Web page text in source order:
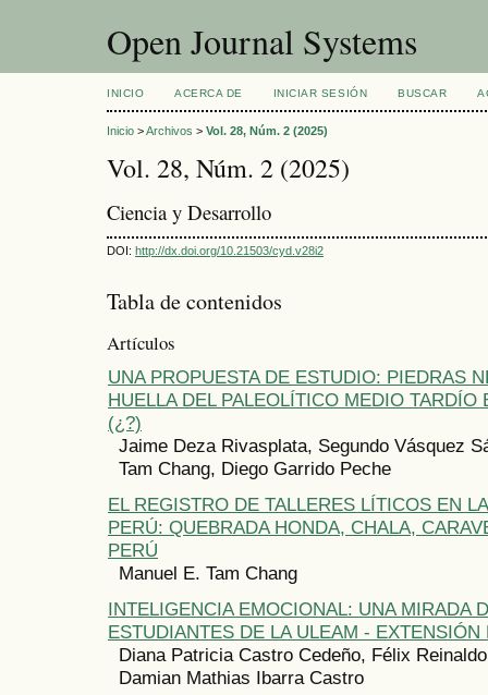
Open Journal Systems
INICIO ACERCA DE INICIAR SESIÓN BUSCAR
Inicio >Archivos > Vol. 28, Núm. 2 (2025)
Vol. 28, Núm. 2 (2025)
Ciencia y Desarrollo
DOI: http://dx.doi.org/10.21503/cyd.v28i2
Tabla de contenidos
Artículos
UNA PROPUESTA DE ESTUDIO: PIEDRAS
HUELLA DEL PALEOLÍTICO MEDIO TARDÍO
(¿?)
Jaime Deza Rivasplata, Segundo Vásquez
Tam Chang, Diego Garrido Peche
EL REGISTRO DE TALLERES LÍTICOS EN
PERÚ: QUEBRADA HONDA, CHALA,
PERÚ
Manuel E. Tam Chang
INTELIGENCIA EMOCIONAL: UNA MIRADA
ESTUDIANTES DE LA ULEAM - EXTENSIÓN
Diana Patricia Castro Cedeño, Félix
Damian Mathias Ibarra Castro